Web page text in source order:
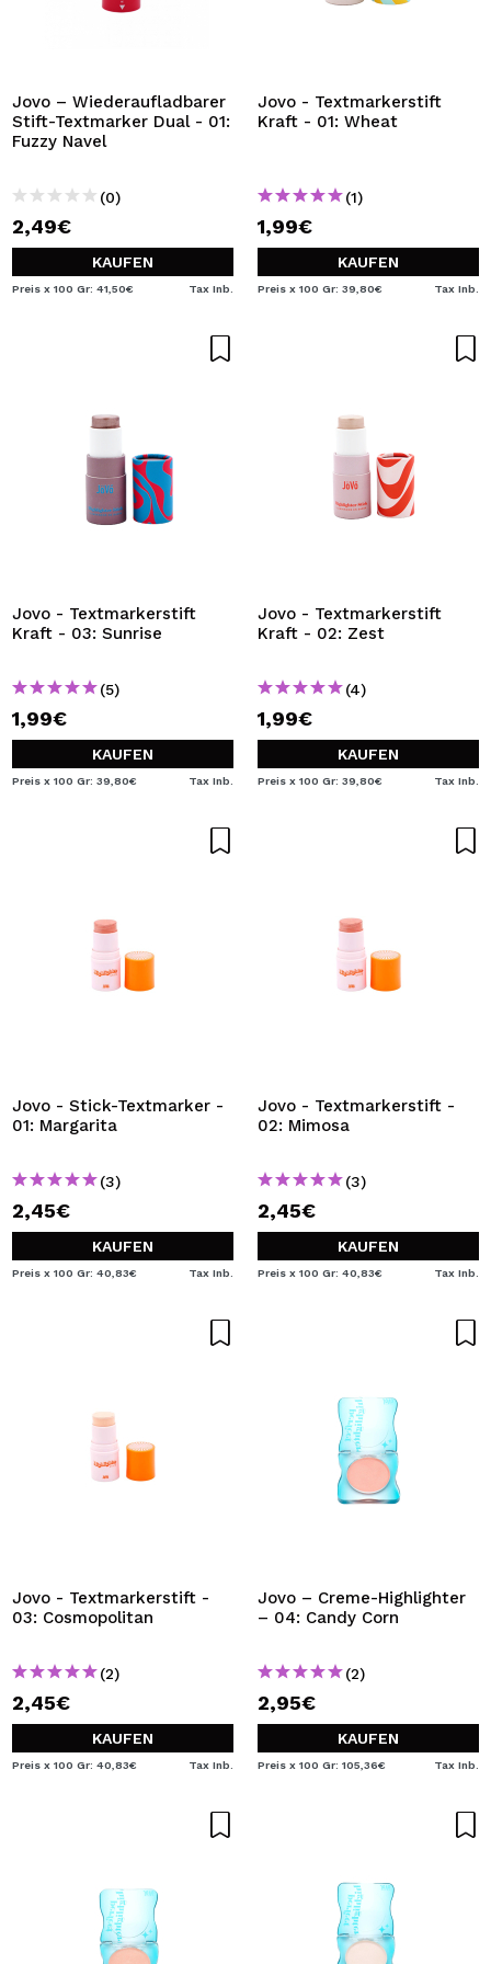
Jovo – Wiederaufladbarer
Stift-Textmarker Dual - 01:
Fuzzy Navel
(0)
2,49€
KAUFEN
Preis x 100 Gr: 41,50€ Tax Inb.
Jovo - Textmarkerstift
Kraft - 01: Wheat
(1)
1,99€
KAUFEN
Preis x 100 Gr: 39,80€ Tax Inb.
Jovo - Textmarkerstift
Kraft - 03: Sunrise
(5)
1,99€
KAUFEN
Preis x 100 Gr: 39,80€ Tax Inb.
Jovo - Textmarkerstift
Kraft - 02: Zest
(4)
1,99€
KAUFEN
Preis x 100 Gr: 39,80€ Tax Inb.
Jovo - Stick-Textmarker -
01: Margarita
(3)
2,45€
KAUFEN
Preis x 100 Gr: 40,83€ Tax Inb.
Jovo - Textmarkerstift -
02: Mimosa
(3)
2,45€
KAUFEN
Preis x 100 Gr: 40,83€ Tax Inb.
Jovo - Textmarkerstift -
03: Cosmopolitan
(2)
2,45€
KAUFEN
Preis x 100 Gr: 40,83€ Tax Inb.
Jovo – Creme-Highlighter
– 04: Candy Corn
(2)
2,95€
KAUFEN
Preis x 100 Gr: 105,36€ Tax Inb.